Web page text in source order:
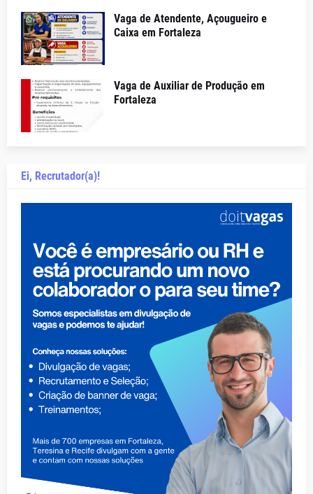
Vaga de Atendente, Açougueiro e
Caixa em Fortaleza
Vaga de Auxiliar de Produção em
Fortaleza
Ei, Recrutador(a)!